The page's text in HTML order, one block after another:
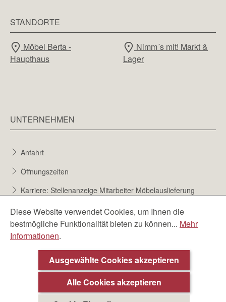
STANDORTE
Möbel Berta -
Haupthaus
Nimm´s mit! Markt &
Lager
UNTERNEHMEN
Anfahrt
Öffnungszeiten
Karriere: Stellenanzeige Mitarbeiter Möbelauslieferung
Karriere bei Möbel Berta
Bewerbungsformular
Diese Website verwendet Cookies, um Ihnen die
bestmögliche Funktionalität bieten zu können... Mehr
Informationen.
Ausgewählte Cookies akzeptieren
Alle Cookies akzeptieren